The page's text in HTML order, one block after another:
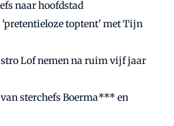
naar hoofdstad
'pretentieloze toptent' met Tijn
Lof nemen na ruim vijf jaar
sterchefs Boerma*** en